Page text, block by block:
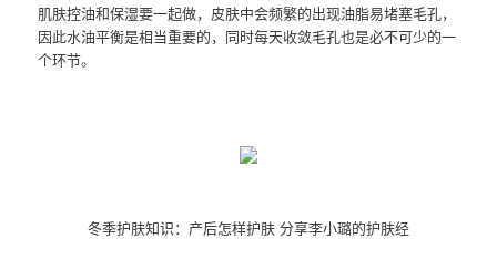
肌肤控油和保湿要一起做，皮肤中会频繁的出现油脂易堵塞毛孔，
因此水油平衡是相当重要的，同时每天收敛毛孔也是必不可少的一
个环节。
冬季护肤知识：产后怎样护肤 分享李小璐的护肤经